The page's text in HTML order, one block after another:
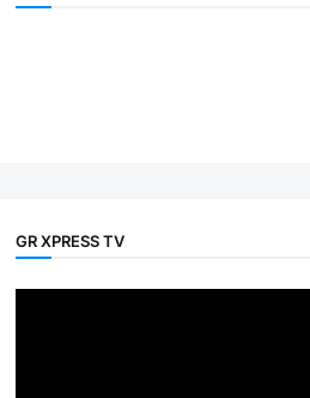
GR XPRESS TV